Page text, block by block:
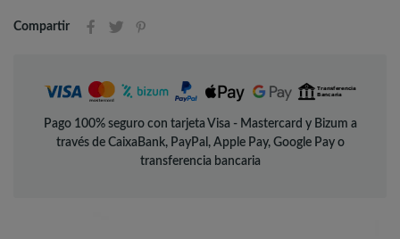
Compartir
Pago 100% seguro con tarjeta Visa - Mastercard y Bizum a
través de CaixaBank, PayPal, Apple Pay, Google Pay o
transferencia bancaria